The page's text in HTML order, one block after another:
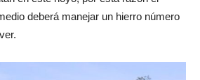
deberá manejar un hierro número